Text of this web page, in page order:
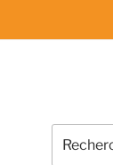
pour